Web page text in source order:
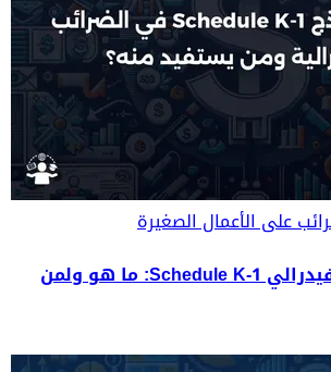
على الأعمال الصغيرة
نموذج الضرائب الفيدرالي Schedule K-1: ما هو ولمن